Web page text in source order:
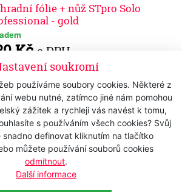
soukromí
používáme soubory cookies. Některé z
webu nutné, zatímco jiné nám pomohou
zážitek a rychleji vás navést k tomu,
s používáním všech cookies? Svůj
snadno definovat kliknutím na tlačítko
můžete používání souborů cookies
odmítnout.
Další informace
fólie + nůž STpro Solo
- gold
Kč s DPH
Kčbez DPH
fólie WAHL 07043-100
Kč s DPH
Kčbez DPH
fólie + nůž ANDIS 17230